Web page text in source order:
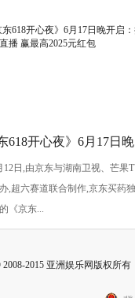
618开心夜》6月17日晚
抢先预约直播 赢最高
红包
日,由京东与湖南卫视、芒果
,超六赛道联合制作,京东买药独
《京东...
2008-2015 亚洲娱乐网版权所